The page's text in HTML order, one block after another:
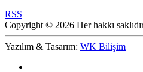
RSS
Copyright © 2026 Her hakkı
Yazılım & Tasarım: WK Bilişim